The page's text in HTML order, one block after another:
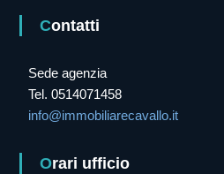
Contatti
Sede agenzia
Tel. 0514071458
info@immobiliarecavallo.it
Orari ufficio